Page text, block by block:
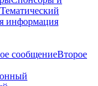
Тематический
информация
сообщениеВторое